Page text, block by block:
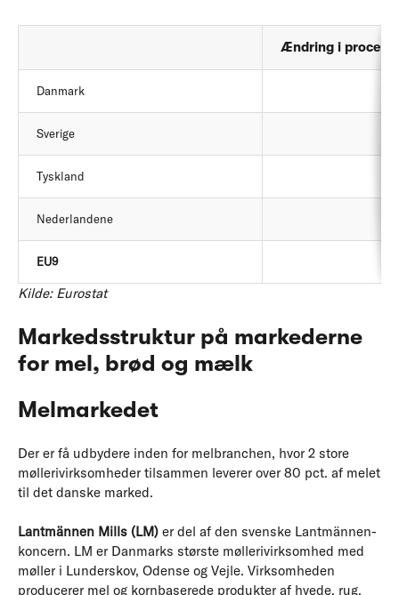
Ændring i procent
Danmark
Sverige
Tyskland
Nederlandene
EU9
Kilde: Eurostat
Markedsstruktur på markederne
for mel, brød og mælk
Melmarkedet
Der er få udbydere inden for melbranchen, hvor 2 store
møllerivirksomheder tilsammen leverer over 80 pct. af melet
til det danske marked.
Lantmännen Mills (LM) er del af den svenske Lantmännen-
koncern. LM er Danmarks største møllerivirksomhed med
møller i Lunderskov, Odense og Vejle. Virksomheden
producerer mel og kornbaserede produkter af hvede, rug,